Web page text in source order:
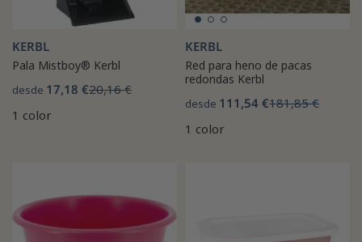
KERBL
Pala Mistboy® Kerbl
desde 17,18 €20,16 €
1 color
KERBL
Red para heno de pacas
redondas Kerbl
desde 111,54 €181,85 €
1 color